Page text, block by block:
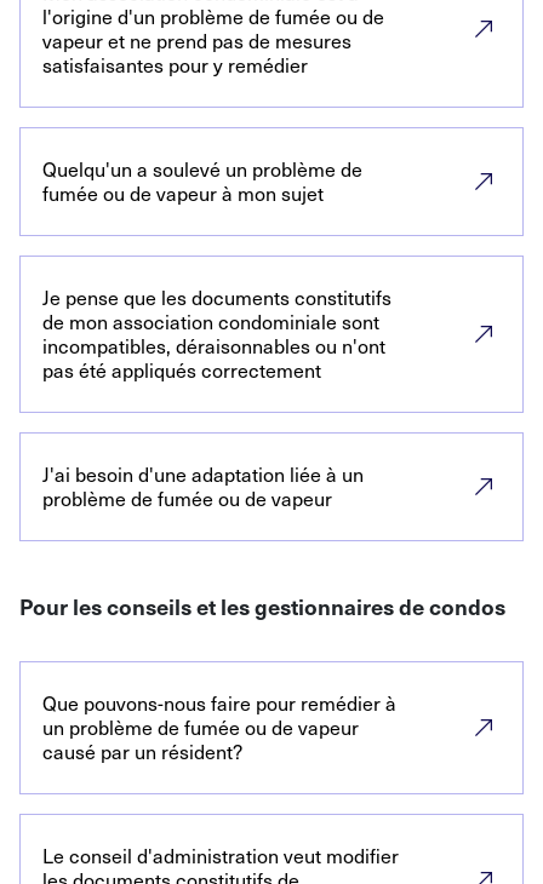
l'origine d'un problème de fumée ou de
vapeur et ne prend pas de mesures
satisfaisantes pour y remédier
Quelqu'un a soulevé un problème de
fumée ou de vapeur à mon sujet
Je pense que les documents constitutifs
de mon association condominiale sont
incompatibles, déraisonnables ou n'ont
pas été appliqués correctement
J'ai besoin d'une adaptation liée à un
problème de fumée ou de vapeur
Pour les conseils et les gestionnaires de condos
Que pouvons-nous faire pour remédier à
un problème de fumée ou de vapeur
causé par un résident?
Le conseil d'administration veut modifier